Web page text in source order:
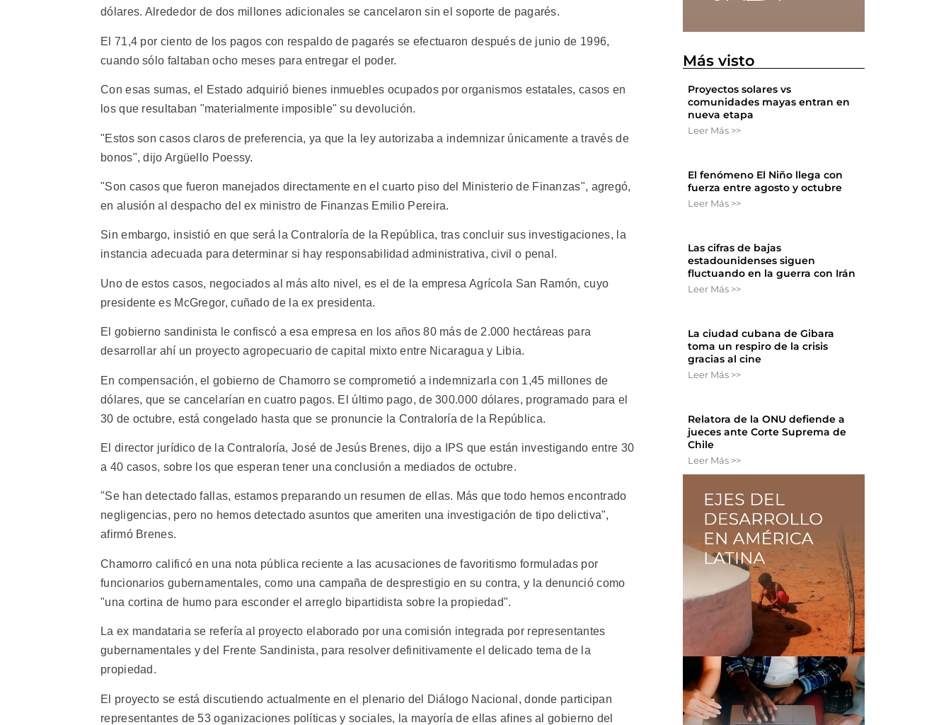
dólares. Alrededor de dos millones adicionales se cancelaron sin el soporte de pagarés.
El 71,4 por ciento de los pagos con respaldo de pagarés se efectuaron después de junio de 1996,
cuando sólo faltaban ocho meses para entregar el poder.
Con esas sumas, el Estado adquirió bienes inmuebles ocupados por organismos estatales, casos en
los que resultaban "materialmente imposible" su devolución.
"Estos son casos claros de preferencia, ya que la ley autorizaba a indemnizar únicamente a través de
bonos", dijo Argüello Poessy.
"Son casos que fueron manejados directamente en el cuarto piso del Ministerio de Finanzas", agregó,
en alusión al despacho del ex ministro de Finanzas Emilio Pereira.
Sin embargo, insistió en que será la Contraloría de la República, tras concluir sus investigaciones, la
instancia adecuada para determinar si hay responsabilidad administrativa, civil o penal.
Uno de estos casos, negociados al más alto nivel, es el de la empresa Agrícola San Ramón, cuyo
presidente es McGregor, cuñado de la ex presidenta.
El gobierno sandinista le confiscó a esa empresa en los años 80 más de 2.000 hectáreas para
desarrollar ahí un proyecto agropecuario de capital mixto entre Nicaragua y Libia.
En compensación, el gobierno de Chamorro se comprometió a indemnizarla con 1,45 millones de
dólares, que se cancelarían en cuatro pagos. El último pago, de 300.000 dólares, programado para el
30 de octubre, está congelado hasta que se pronuncie la Contraloría de la República.
El director jurídico de la Contraloría, José de Jesús Brenes, dijo a IPS que están investigando entre 30
a 40 casos, sobre los que esperan tener una conclusión a mediados de octubre.
"Se han detectado fallas, estamos preparando un resumen de ellas. Más que todo hemos encontrado
negligencias, pero no hemos detectado asuntos que ameriten una investigación de tipo delictiva",
afirmó Brenes.
Chamorro calificó en una nota pública reciente a las acusaciones de favoritismo formuladas por
funcionarios gubernamentales, como una campaña de desprestigio en su contra, y la denunció como
"una cortina de humo para esconder el arreglo bipartidista sobre la propiedad".
La ex mandataria se refería al proyecto elaborado por una comisión integrada por representantes
gubernamentales y del Frente Sandinista, para resolver definitivamente el delicado tema de la
propiedad.
El proyecto se está discutiendo actualmente en el plenario del Diálogo Nacional, donde participan
representantes de 53 oganizaciones políticas y sociales, la mayoría de ellas afines al gobierno del
Más visto
Proyectos solares vs
comunidades mayas entran en
nueva etapa
Leer Más >>
El fenómeno El Niño llega con
fuerza entre agosto y octubre
Leer Más >>
Las cifras de bajas
estadounidenses siguen
fluctuando en la guerra con Irán
Leer Más >>
La ciudad cubana de Gibara
toma un respiro de la crisis
gracias al cine
Leer Más >>
Relatora de la ONU defiende a
jueces ante Corte Suprema de
Chile
Leer Más >>